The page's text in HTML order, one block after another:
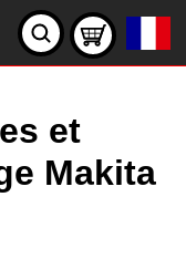
et
Makita